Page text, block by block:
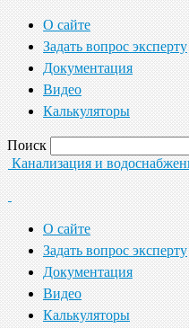
О сайте
Задать вопрос эксперту
Документация
Видео
Калькуляторы
Поиск
Канализация и
О сайте
Задать вопрос эксперту
Документация
Видео
Калькуляторы